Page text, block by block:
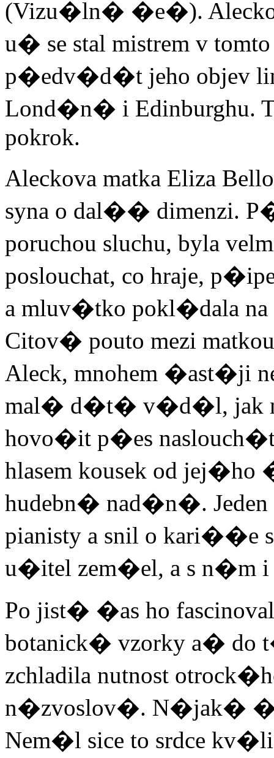
(Vizu�ln� �e�).
u� se stal mistrem v
p�edv�d�t jeho objev
Lond�n� i
pokrok.
Aleckova matka Eliza
syna o dal�� dimenzi.
poruchou sluchu, byla
poslouchat, co hraje,
a mluv�tko pokl�dala
Citov� pouto mezi
Aleck, mnohem �ast�ji
mal� d�t� v�d�l, jak na
hovo�it p�es
hlasem kousek od
hudebn� nad�n�.
pianisty a snil o kari��e
u�itel zem�el, a s n�m i
Po jist� �as ho
botanick� vzorky a� do
zchladila nutnost
n�zvoslov�. N�jak�
Nem�l sice to srdce